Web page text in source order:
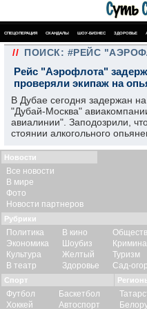
СПЕЦОПЕРАЦИЯ СКАНДАЛЫ ШОУ-БИЗНЕС ЗДОРОВЬЕ
// ПОИСК: #РЕЙС
Рейс "Аэрофлота"
проверяли экипаж на
В Дубае сегодня задержан
"Дубай-Москва"
авиалинии". Заподозрили,
стоянии алкогольного
Новости
Все новости
В мире
Фото
Новости партнеров
Рубрики
Политика
Экономика
Культура
В театр
В кино
Шоубиз
Желтый
Здоровье
Туризм
Сад-
Спорт
Футбол
Хоккей
Баскетбол
Автоспорт